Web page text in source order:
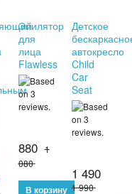
Эпилятор
для
лица
Flawless
880 1
080
Детское
автокресло
Child
Car
Seat
1 490
1 990